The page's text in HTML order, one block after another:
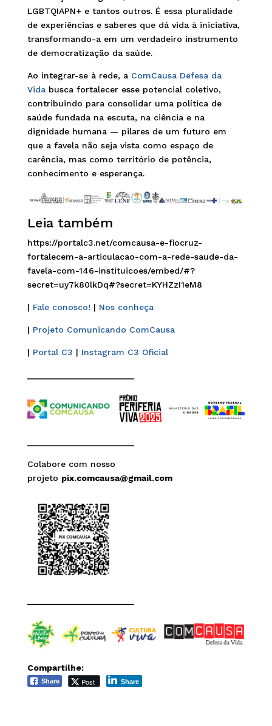
LGBTQIAPN+ e tantos outros. É essa pluralidade
de experiências e saberes que dá vida à iniciativa,
transformando-a em um verdadeiro instrumento
de democratização da saúde.
Ao integrar-se à rede, a ComCausa Defesa da
Vidabusca fortalecer esse potencial coletivo,
contribuindo para consolidar uma política de
saúde fundada na escuta, na ciência e na
dignidade humana — pilares de um futuro em
que a favela não seja vista como espaço de
carência, mas como território de potência,
conhecimento e esperança.
Leia também
https://portalc3.net/comcausa-e-fiocruz-
fortalecem-a-articulacao-com-a-rede-saude-da-
favela-com-146-instituicoes/embed/#?
secret=uy7k80lkDq#?secret=KYHZzI1eM8
| Fale conosco! | Nos conheça
| Projeto Comunicando ComCausa
| Portal C3 | Instagram C3 Oficial
Colabore com nosso
projeto pix.comcausa@gmail.com
Compartilhe:
Share Post Share